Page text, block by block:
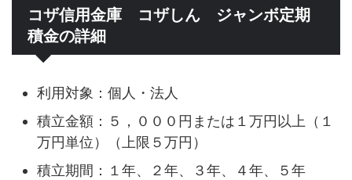
コザ信用金庫 コザしん ジャンボ定期
積金の詳細
利用対象：個人・法人
積立金額：５，０００円または１万円以上（１
万円単位）（上限５万円）
積立期間：１年、２年、３年、４年、５年